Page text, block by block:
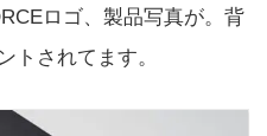
ロゴ、製品写真が。背
トされてます。